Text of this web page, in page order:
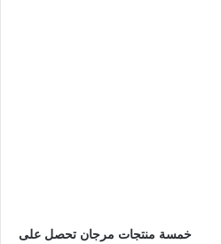
خمسة منتجات مرجان تحصل على